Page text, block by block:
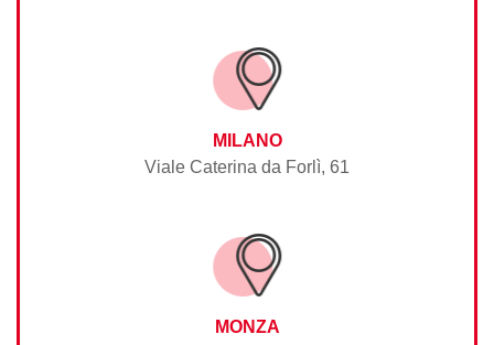
MILANO
Viale Caterina da Forlì, 61
MONZA